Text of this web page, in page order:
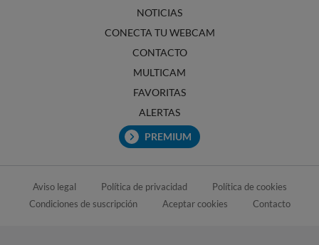
NOTICIAS
CONECTA TU WEBCAM
CONTACTO
MULTICAM
FAVORITAS
ALERTAS
PREMIUM
Aviso legal Política de privacidad
Política de cookies
Condiciones de suscripción
Aceptar cookies Contacto